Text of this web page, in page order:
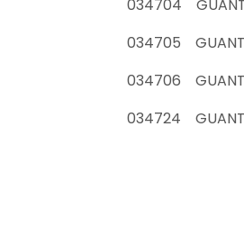
034704
034705
034706
034724